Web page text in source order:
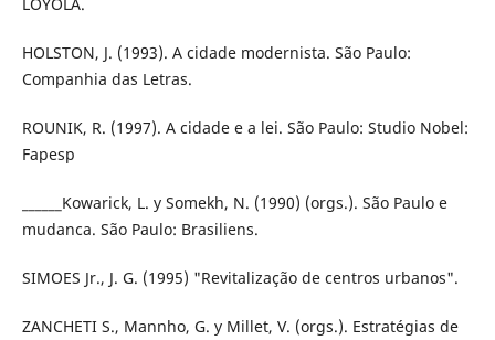
HOLSTON, J. (1993). A cidade modernista. São Paulo:
Companhia das Letras.
ROUNIK, R. (1997). A cidade e a lei. São Paulo: Studio Nobel:
Fapesp
______Kowarick, L. y Somekh, N. (1990) (orgs.). São Paulo e
mudanca. São Paulo: Brasiliens.
SIMOES Jr., J. G. (1995) "Revitalização de centros urbanos".
ZANCHETI S., Mannho, G. y Millet, V. (orgs.). Estratégias de